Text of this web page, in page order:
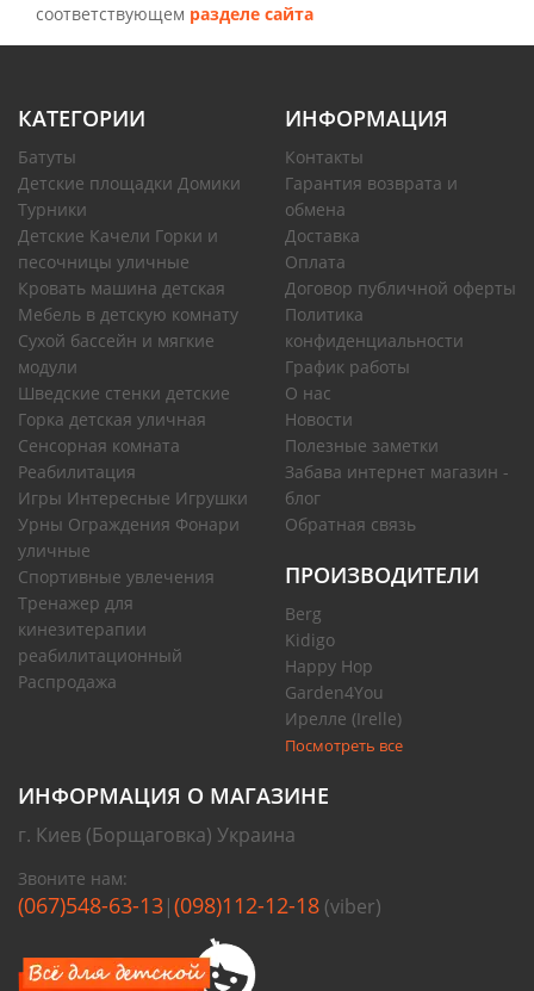
соответствующем разделе сайта
КАТЕГОРИИ
Батуты
Детские площадки Домики
Турники
Детские Качели Горки и
песочницы уличные
Кровать машина детская
Мебель в детскую комнату
Сухой бассейн и мягкие
модули
Шведские стенки детские
Горка детская уличная
Сенсорная комната
Реабилитация
Игры Интересные Игрушки
Урны Ограждения Фонари
уличные
Спортивные увлечения
Тренажер для
кинезитерапии
реабилитационный
Распродажа
ИНФОРМАЦИЯ
Контакты
Гарантия возврата и
обмена
Доставка
Оплата
Договор публичной оферты
Политика
конфиденциальности
График работы
О нас
Новости
Полезные заметки
Забава интернет магазин -
блог
Обратная связь
ПРОИЗВОДИТЕЛИ
Berg
Kidigo
Happy Hop
Garden4You
Ирелле (Irelle)
Посмотреть все
ИНФОРМАЦИЯ О МАГАЗИНЕ
г. Киев (Борщаговка) Украина
Звоните нам:
(067)548-63-13|(098)112-12-18 (viber)